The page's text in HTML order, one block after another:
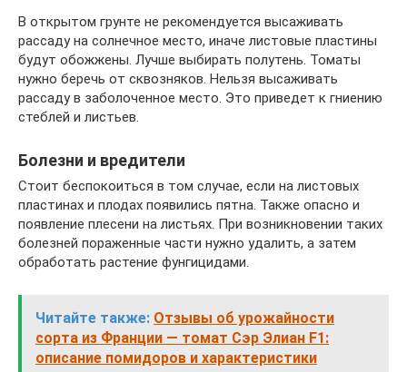
В открытом грунте не рекомендуется высаживать
рассаду на солнечное место, иначе листовые пластины
будут обожжены. Лучше выбирать полутень. Томаты
нужно беречь от сквозняков. Нельзя высаживать
рассаду в заболоченное место. Это приведет к гниению
стеблей и листьев.
Болезни и вредители
Стоит беспокоиться в том случае, если на листовых
пластинах и плодах появились пятна. Также опасно и
появление плесени на листьях. При возникновении таких
болезней пораженные части нужно удалить, а затем
обработать растение фунгицидами.
Читайте также: Отзывы об урожайности
сорта из Франции — томат Сэр Элиан F1:
описание помидоров и характеристики